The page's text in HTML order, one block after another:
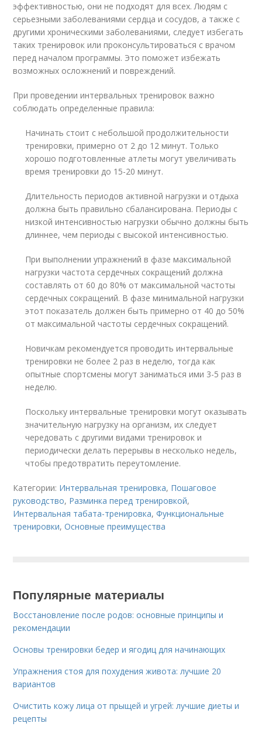
эффективностью, они не подходят для всех. Людям с
серьезными заболеваниями сердца и сосудов, а также с
другими хроническими заболеваниями, следует избегать
таких тренировок или проконсультироваться с врачом
перед началом программы. Это поможет избежать
возможных осложнений и повреждений.
При проведении интервальных тренировок важно
соблюдать определенные правила:
Начинать стоит с небольшой продолжительности
тренировки, примерно от 2 до 12 минут. Только
хорошо подготовленные атлеты могут увеличивать
время тренировки до 15-20 минут.
Длительность периодов активной нагрузки и отдыха
должна быть правильно сбалансирована. Периоды с
низкой интенсивностью нагрузки обычно должны быть
длиннее, чем периоды с высокой интенсивностью.
При выполнении упражнений в фазе максимальной
нагрузки частота сердечных сокращений должна
составлять от 60 до 80% от максимальной частоты
сердечных сокращений. В фазе минимальной нагрузки
этот показатель должен быть примерно от 40 до 50%
от максимальной частоты сердечных сокращений.
Новичкам рекомендуется проводить интервальные
тренировки не более 2 раз в неделю, тогда как
опытные спортсмены могут заниматься ими 3-5 раз в
неделю.
Поскольку интервальные тренировки могут оказывать
значительную нагрузку на организм, их следует
чередовать с другими видами тренировок и
периодически делать перерывы в несколько недель,
чтобы предотвратить переутомление.
Категории: Интервальная тренировка, Пошаговое
руководство, Разминка перед тренировкой,
Интервальная табата-тренировка,Функциональные
тренировки,Основные преимущества
Популярные материалы
Восстановление после родов: основные принципы и
рекомендации
Основы тренировки бедер и ягодиц для начинающих
Упражнения стоя для похудения живота: лучшие 20
вариантов
Очистить кожу лица от прыщей и угрей: лучшие диеты и
рецепты